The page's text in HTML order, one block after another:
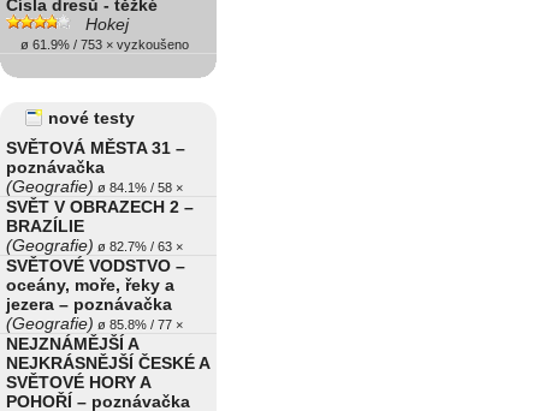
Čísla dresů - těžké
Hokej
ø 61.9% / 753 × vyzkoušeno
nové testy
SVĚTOVÁ MĚSTA 31 –
poznávačka
(Geografie) ø 84.1% / 58 ×
SVĚT V OBRAZECH 2 –
BRAZÍLIE
(Geografie) ø 82.7% / 63 ×
SVĚTOVÉ VODSTVO –
oceány, moře, řeky a
jezera – poznávačka
(Geografie) ø 85.8% / 77 ×
NEJZNÁMĚJŠÍ A
NEJKRÁSNĚJŠÍ ČESKÉ A
SVĚTOVÉ HORY A
POHOŘÍ – poznávačka